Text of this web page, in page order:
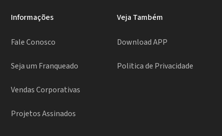
Informações
Fale Conosco
Seja um Franqueado
Vendas Corporativas
Projetos Assinados
Veja Também
Download APP
Politica de Privacidade